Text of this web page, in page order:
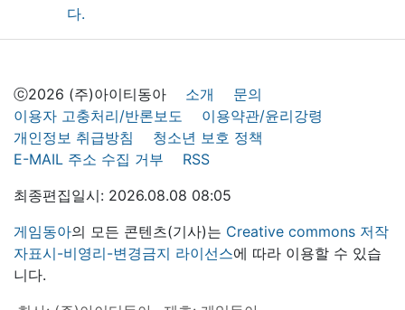
ⓒ2026 (주)아이티동아 소개
문의
이용자 고충처리/반론보도
이용약관/윤리강령
개인정보 취급방침
청소년 보호 정책
E-MAIL 주소 수집 거부
RSS
최종편집일시: 2026.08.08 08:05
게임동아의 모든 콘텐츠(기사)는 Creative commons 저작
자표시-비영리-변경금지 라이선스에 따라 이용할 수 있습
니다.